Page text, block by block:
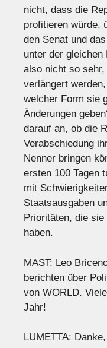
nicht, dass die
profitieren würde,
den Senat und
unter der
also nicht so
verlängert
welcher Form sie
Änderungen
darauf an, ob die
Verabschiedung
Nenner bringen
ersten 100 Tagen
mit
Staatsausgaben
Prioritäten, die
haben.
MAST: Leo
berichten über
von WORLD.
Jahr!
LUMETTA: